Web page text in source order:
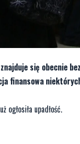
się obecnie
finansowa
ogłosiła upadłość.